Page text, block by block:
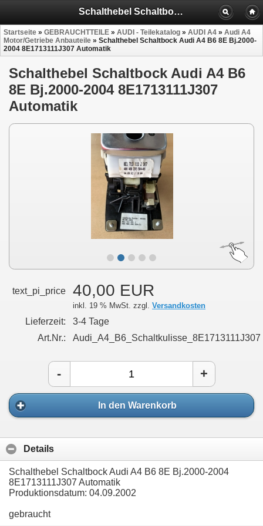
Schalthebel Schaltbock Audi A4 B6 8E 8E1713111J307
Startseite » GEBRAUCHTTEILE » AUDI - Teilekatalog » AUDI A4 » Audi A4
Motor/Getriebe Anbauteile » Schalthebel Schaltbock Audi A4 B6 8E Bj.2000-
2004 8E1713111J307 Automatik
Schalthebel Schaltbock Audi A4 B6
8E Bj.2000-2004 8E1713111J307
Automatik
text_pi_price 40,00 EUR
inkl. 19 % MwSt. zzgl. Versandkosten
Lieferzeit:
3-4 Tage
Art.Nr.:
Audi_A4_B6_Schaltkulisse_8E1713111J307
- +
In den Warenkorb
Details
Schalthebel Schaltbock Audi A4 B6 8E Bj.2000-2004
8E1713111J307 Automatik
Produktionsdatum: 04.09.2002
gebraucht